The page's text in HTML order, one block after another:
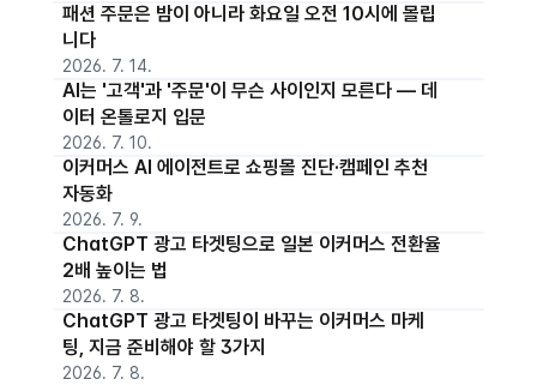
패션 주문은 밤이 아니라 화요일 오전 10시에 몰립
니다
2026. 7. 14.
AI는 '고객'과 '주문'이 무슨 사이인지 모른다 — 데
이터 온톨로지 입문
2026. 7. 10.
이커머스 AI 에이전트로 쇼핑몰 진단·캠페인 추천
자동화
2026. 7. 9.
ChatGPT 광고 타겟팅으로 일본 이커머스 전환율
2배 높이는 법
2026. 7. 8.
ChatGPT 광고 타겟팅이 바꾸는 이커머스 마케
팅, 지금 준비해야 할 3가지
2026. 7. 8.